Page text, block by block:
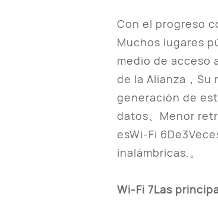
Con el progreso
Muchos lugares
medio de acceso
de la Alianza，Su
generación de
datos、Menor
esWi-Fi
inalámbricas.。
Wi-Fi 7Las